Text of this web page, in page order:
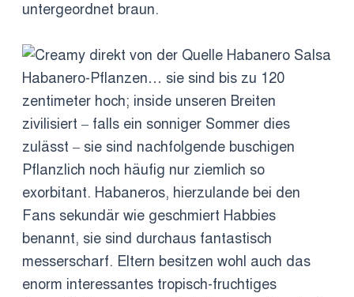
untergeordnet braun.
Habanero-Pflanzen… sie sind bis zu 120
zentimeter hoch; inside unseren Breiten
zivilisiert – falls ein sonniger Sommer dies
zulässt – sie sind nachfolgende buschigen
Pflanzlich noch häufig nur ziemlich so
exorbitant. Habaneros, hierzulande bei den
Fans sekundär wie geschmiert Habbies
benannt, sie sind durchaus fantastisch
messerscharf. Eltern besitzen wohl auch das
enorm interessantes tropisch-fruchtiges